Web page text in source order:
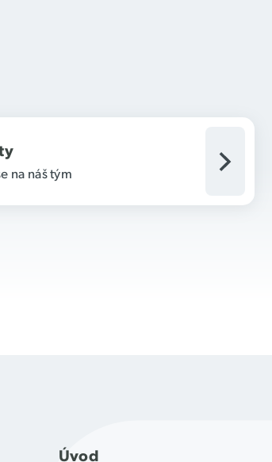
na náš tým
Úvod